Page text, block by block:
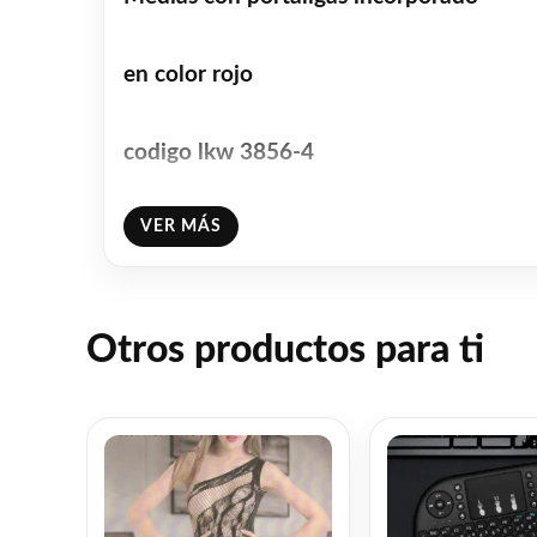
en color rojo
codigo lkw 3856-4
Envio a todo el pais y discrecion en la
👍 1 persona recomienda este producto
VER MÁS
Otros productos para ti